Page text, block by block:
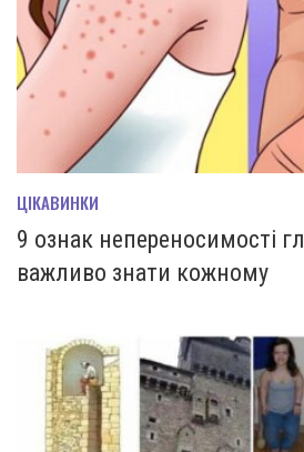
ЦІКАВИНКИ
9 ознак непереносимості
важливо знати кожному